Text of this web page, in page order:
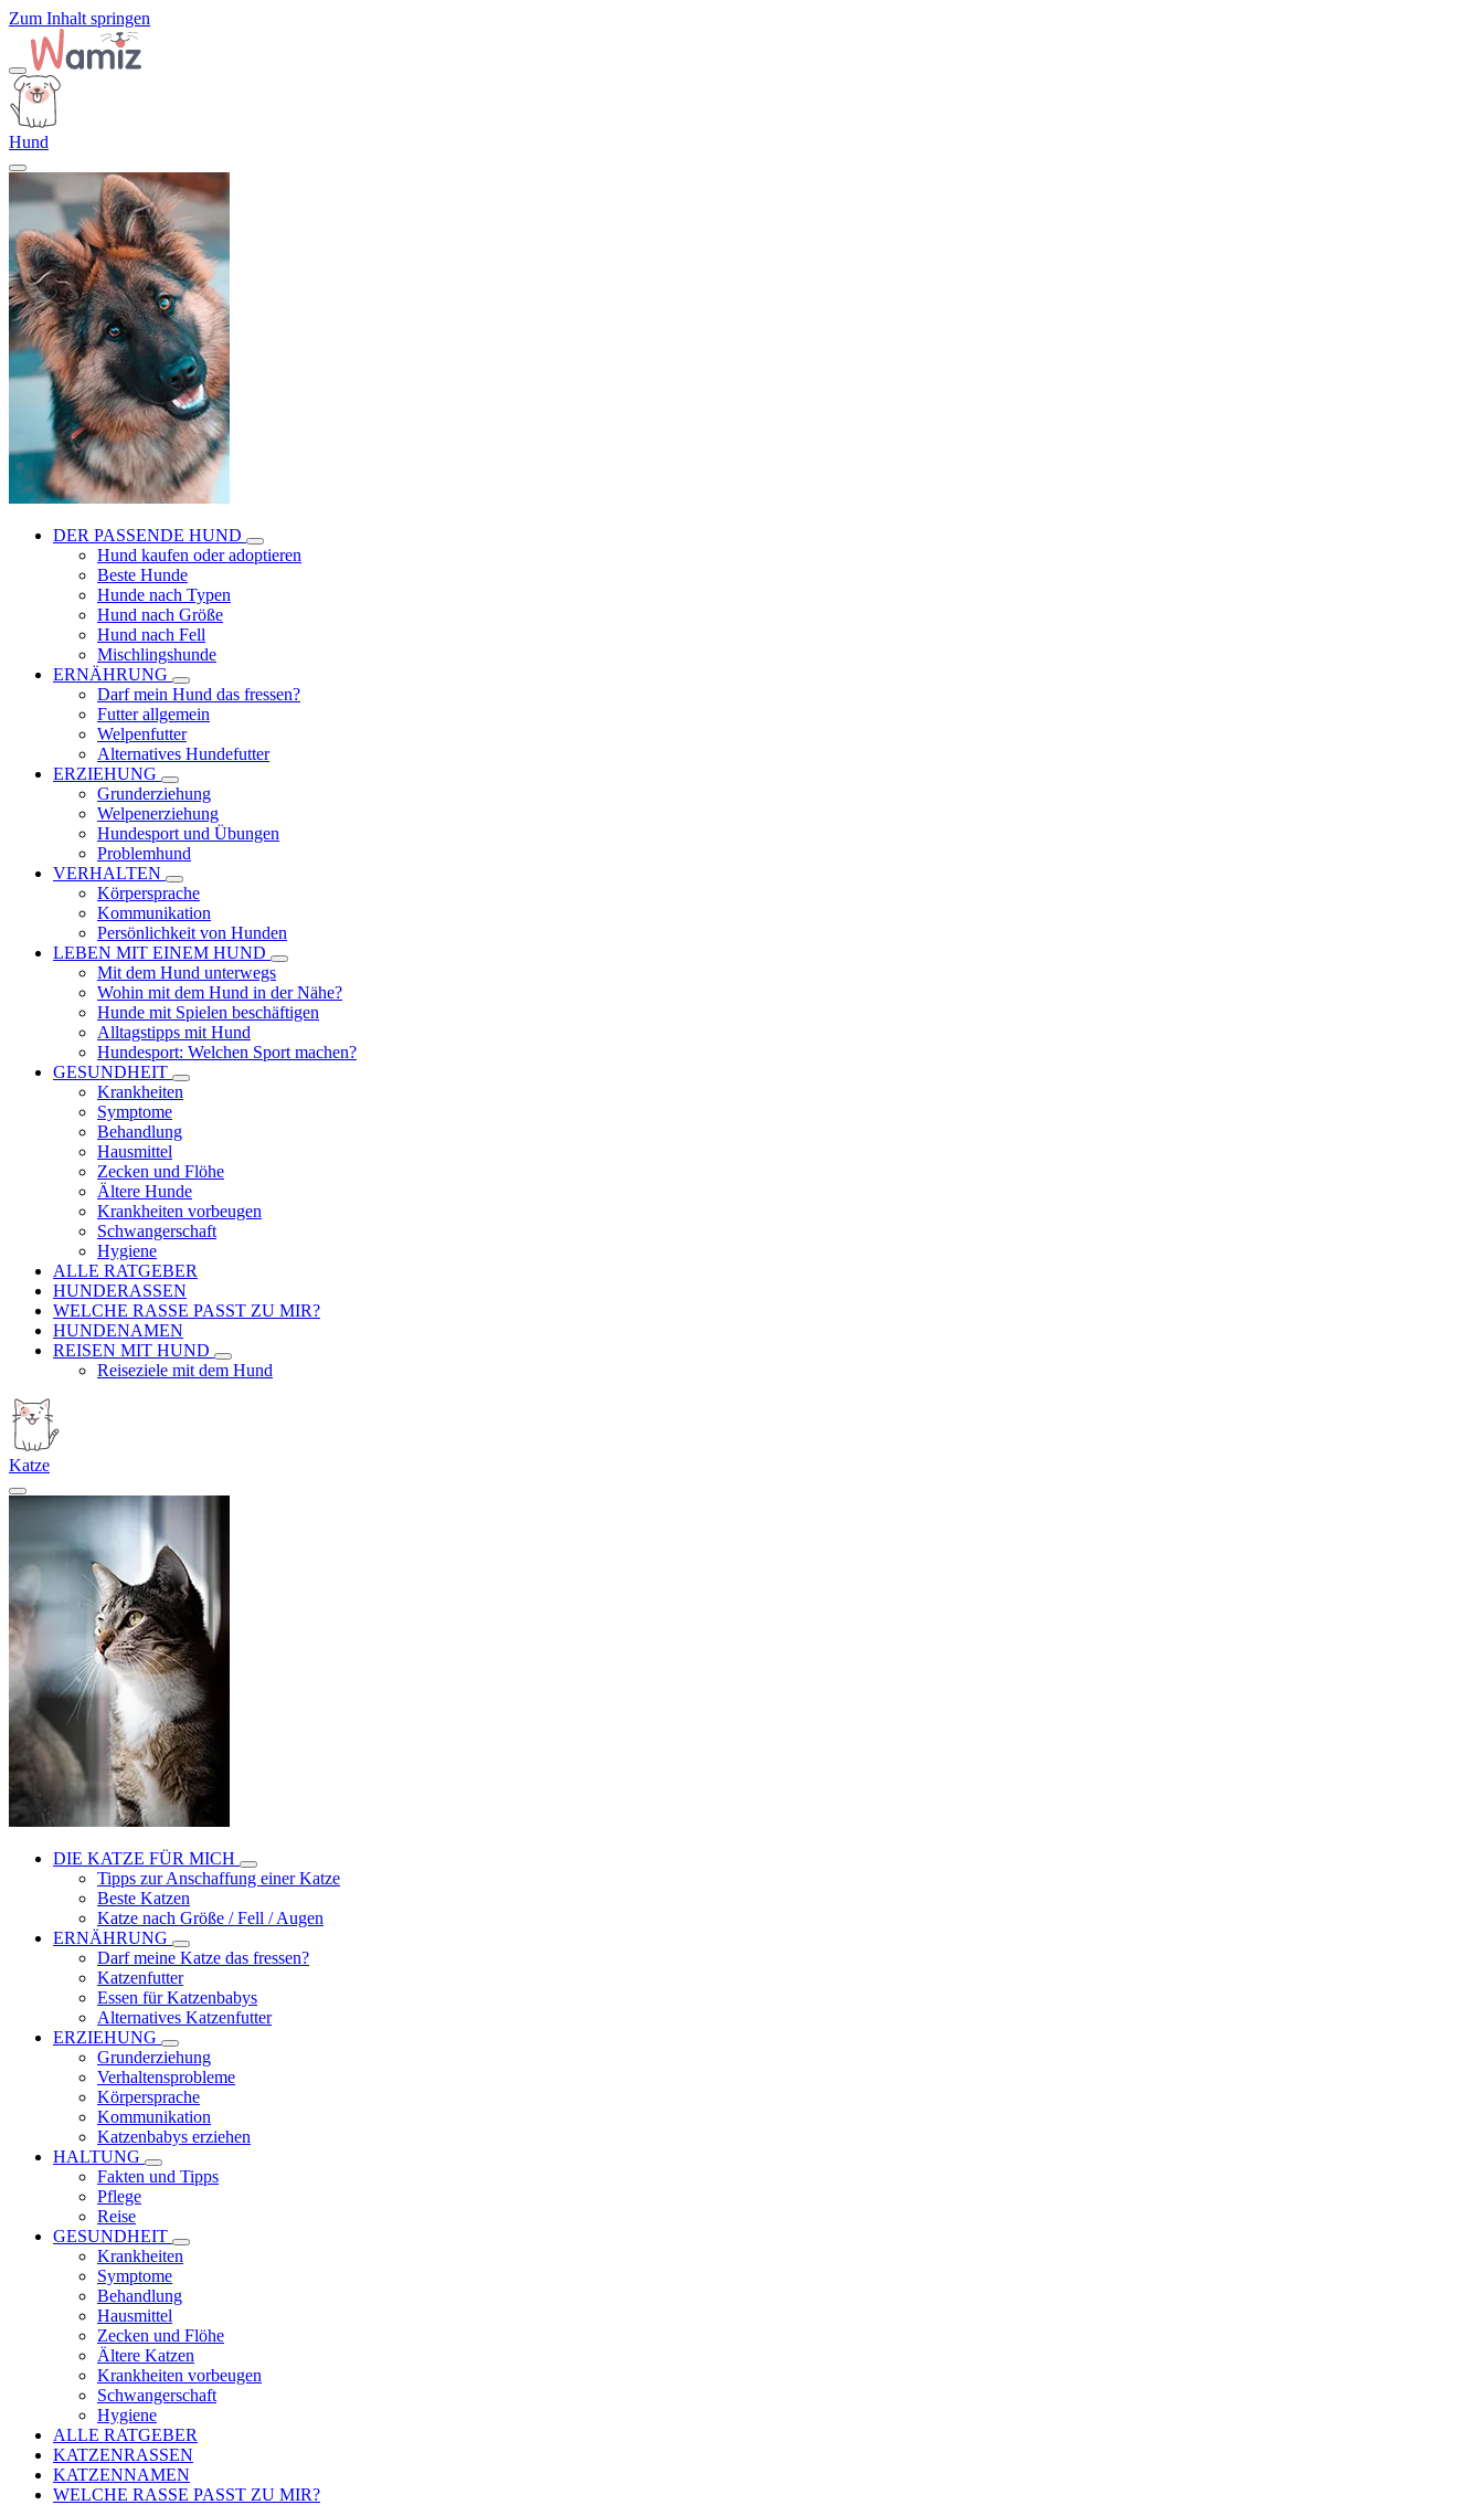
Zum Inhalt springen
Hund
DER PASSENDE HUND
Hund kaufen oder adoptieren
Beste Hunde
Hunde nach Typen
Hund nach Größe
Hund nach Fell
Mischlingshunde
ERNÄHRUNG
Darf mein Hund das fressen?
Futter allgemein
Welpenfutter
Alternatives Hundefutter
ERZIEHUNG
Grunderziehung
Welpenerziehung
Hundesport und Übungen
Problemhund
VERHALTEN
Körpersprache
Kommunikation
Persönlichkeit von Hunden
LEBEN MIT EINEM HUND
Mit dem Hund unterwegs
Wohin mit dem Hund in der Nähe?
Hunde mit Spielen beschäftigen
Alltagstipps mit Hund
Hundesport: Welchen Sport machen?
GESUNDHEIT
Krankheiten
Symptome
Behandlung
Hausmittel
Zecken und Flöhe
Ältere Hunde
Krankheiten vorbeugen
Schwangerschaft
Hygiene
ALLE RATGEBER
HUNDERASSEN
WELCHE RASSE PASST ZU MIR?
HUNDENAMEN
REISEN MIT HUND
Reiseziele mit dem Hund
Katze
DIE KATZE FÜR MICH
Tipps zur Anschaffung einer Katze
Beste Katzen
Katze nach Größe / Fell / Augen
ERNÄHRUNG
Darf meine Katze das fressen?
Katzenfutter
Essen für Katzenbabys
Alternatives Katzenfutter
ERZIEHUNG
Grunderziehung
Verhaltensprobleme
Körpersprache
Kommunikation
Katzenbabys erziehen
HALTUNG
Fakten und Tipps
Pflege
Reise
GESUNDHEIT
Krankheiten
Symptome
Behandlung
Hausmittel
Zecken und Flöhe
Ältere Katzen
Krankheiten vorbeugen
Schwangerschaft
Hygiene
ALLE RATGEBER
KATZENRASSEN
KATZENNAMEN
WELCHE RASSE PASST ZU MIR?